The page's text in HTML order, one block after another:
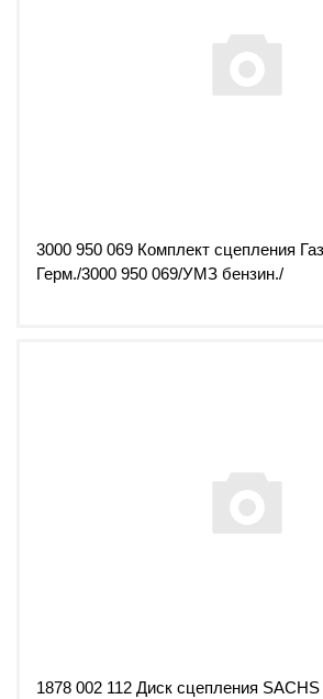
3000 950 069 Комплект сцепления
Герм./3000 950 069/УМЗ бензин./
1878 002 112 Диск сцепления